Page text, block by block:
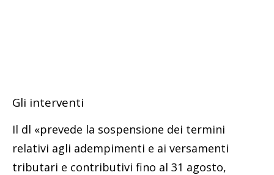
Gli interventi
Il dl «prevede la sospensione dei termini
relativi agli adempimenti e ai versamenti
tributari e contributivi fino al 31 agosto,